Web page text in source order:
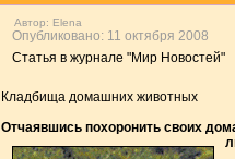
Автор: Elena
Опубликовано: 11 октября 2008
Статья в журнале "Мир Новостей"
Кладбища домашних животных
Отчаявшись похоронить своих